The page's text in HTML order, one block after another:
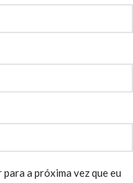
a próxima vez que eu